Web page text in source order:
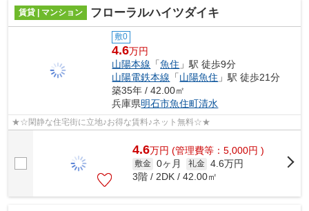
賃貸 | マンション フローラルハイツダイキ
敷0
4.6万円
山陽本線 「魚住 」駅 徒歩9分
山陽電鉄本線 「山陽魚住 」駅 徒歩21分
築35年 / 42.00㎡
兵庫県明石市魚住町清水
★☆閑静な住宅街に立地♪お得な賃料♪ネット無料☆★
4.6万円 (管理費等：5,000円 )
敷金 0ヶ月 礼金 4.6万円
3階 / 2DK / 42.00㎡